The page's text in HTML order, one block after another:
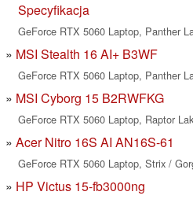
Specyfikacja
GeForce RTX 5060 Laptop, Panther
MSI Stealth 16 AI+ B3WF
GeForce RTX 5060 Laptop, Panther
MSI Cyborg 15 B2RWFKG
GeForce RTX 5060 Laptop, Raptor
Acer Nitro 16S AI AN16S-61
GeForce RTX 5060 Laptop, Strix /
HP Victus 15-fb3000ng